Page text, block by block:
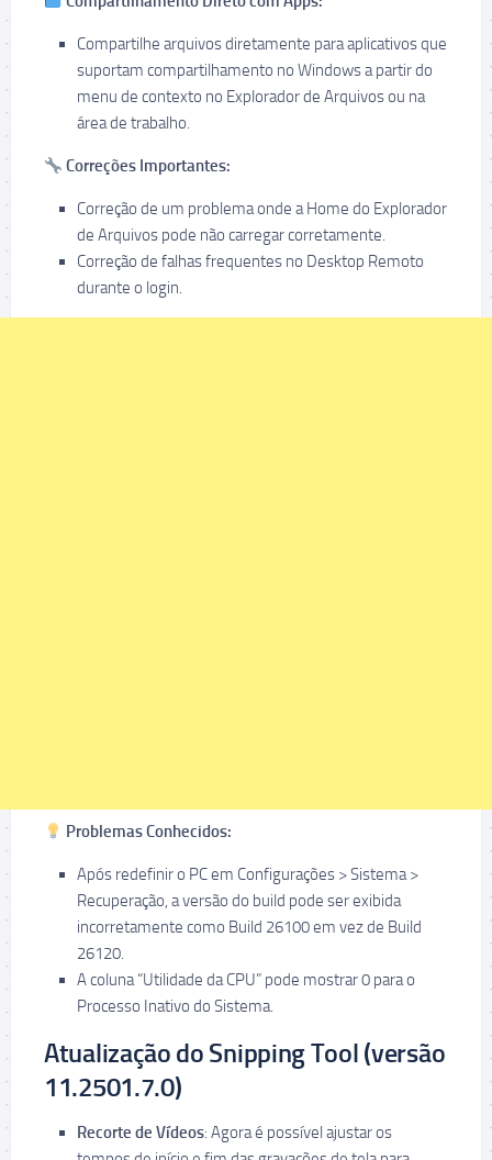
Compartilhe arquivos diretamente para aplicativos que
suportam compartilhamento no Windows a partir do
menu de contexto no Explorador de Arquivos ou na
área de trabalho.
Correções Importantes:
Correção de um problema onde a Home do Explorador
de Arquivos pode não carregar corretamente.
Correção de falhas frequentes no Desktop Remoto
durante o login.
Problemas Conhecidos:
Após redefinir o PC em Configurações > Sistema >
Recuperação, a versão do build pode ser exibida
incorretamente como Build 26100 em vez de Build
26120.
A coluna “Utilidade da CPU” pode mostrar 0 para o
Processo Inativo do Sistema.
Atualização do Snipping Tool (versão
11.2501.7.0)
Recorte de Vídeos: Agora é possível ajustar os